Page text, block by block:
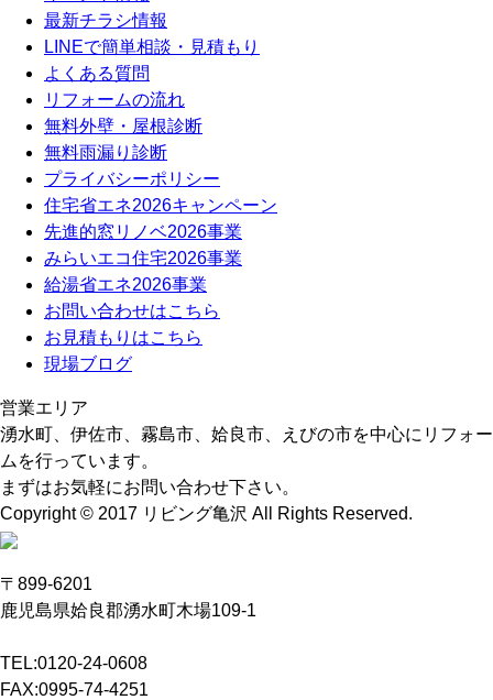
最新チラシ情報
LINEで簡単相談・見積もり
よくある質問
リフォームの流れ
無料外壁・屋根診断
無料雨漏り診断
プライバシーポリシー
住宅省エネ2026キャンペーン
先進的窓リノベ2026事業
みらいエコ住宅2026事業
給湯省エネ2026事業
お問い合わせはこちら
お見積もりはこちら
現場ブログ
営業エリア
湧水町、伊佐市、霧島市、姶良市、えびの市を中心にリフォー
ムを行っています。
まずはお気軽にお問い合わせ下さい。
Copyright © 2017 リビング亀沢 All Rights Reserved.
〒899-6201
鹿児島県姶良郡湧水町木場109-1
TEL:0120-24-0608
FAX:0995-74-4251